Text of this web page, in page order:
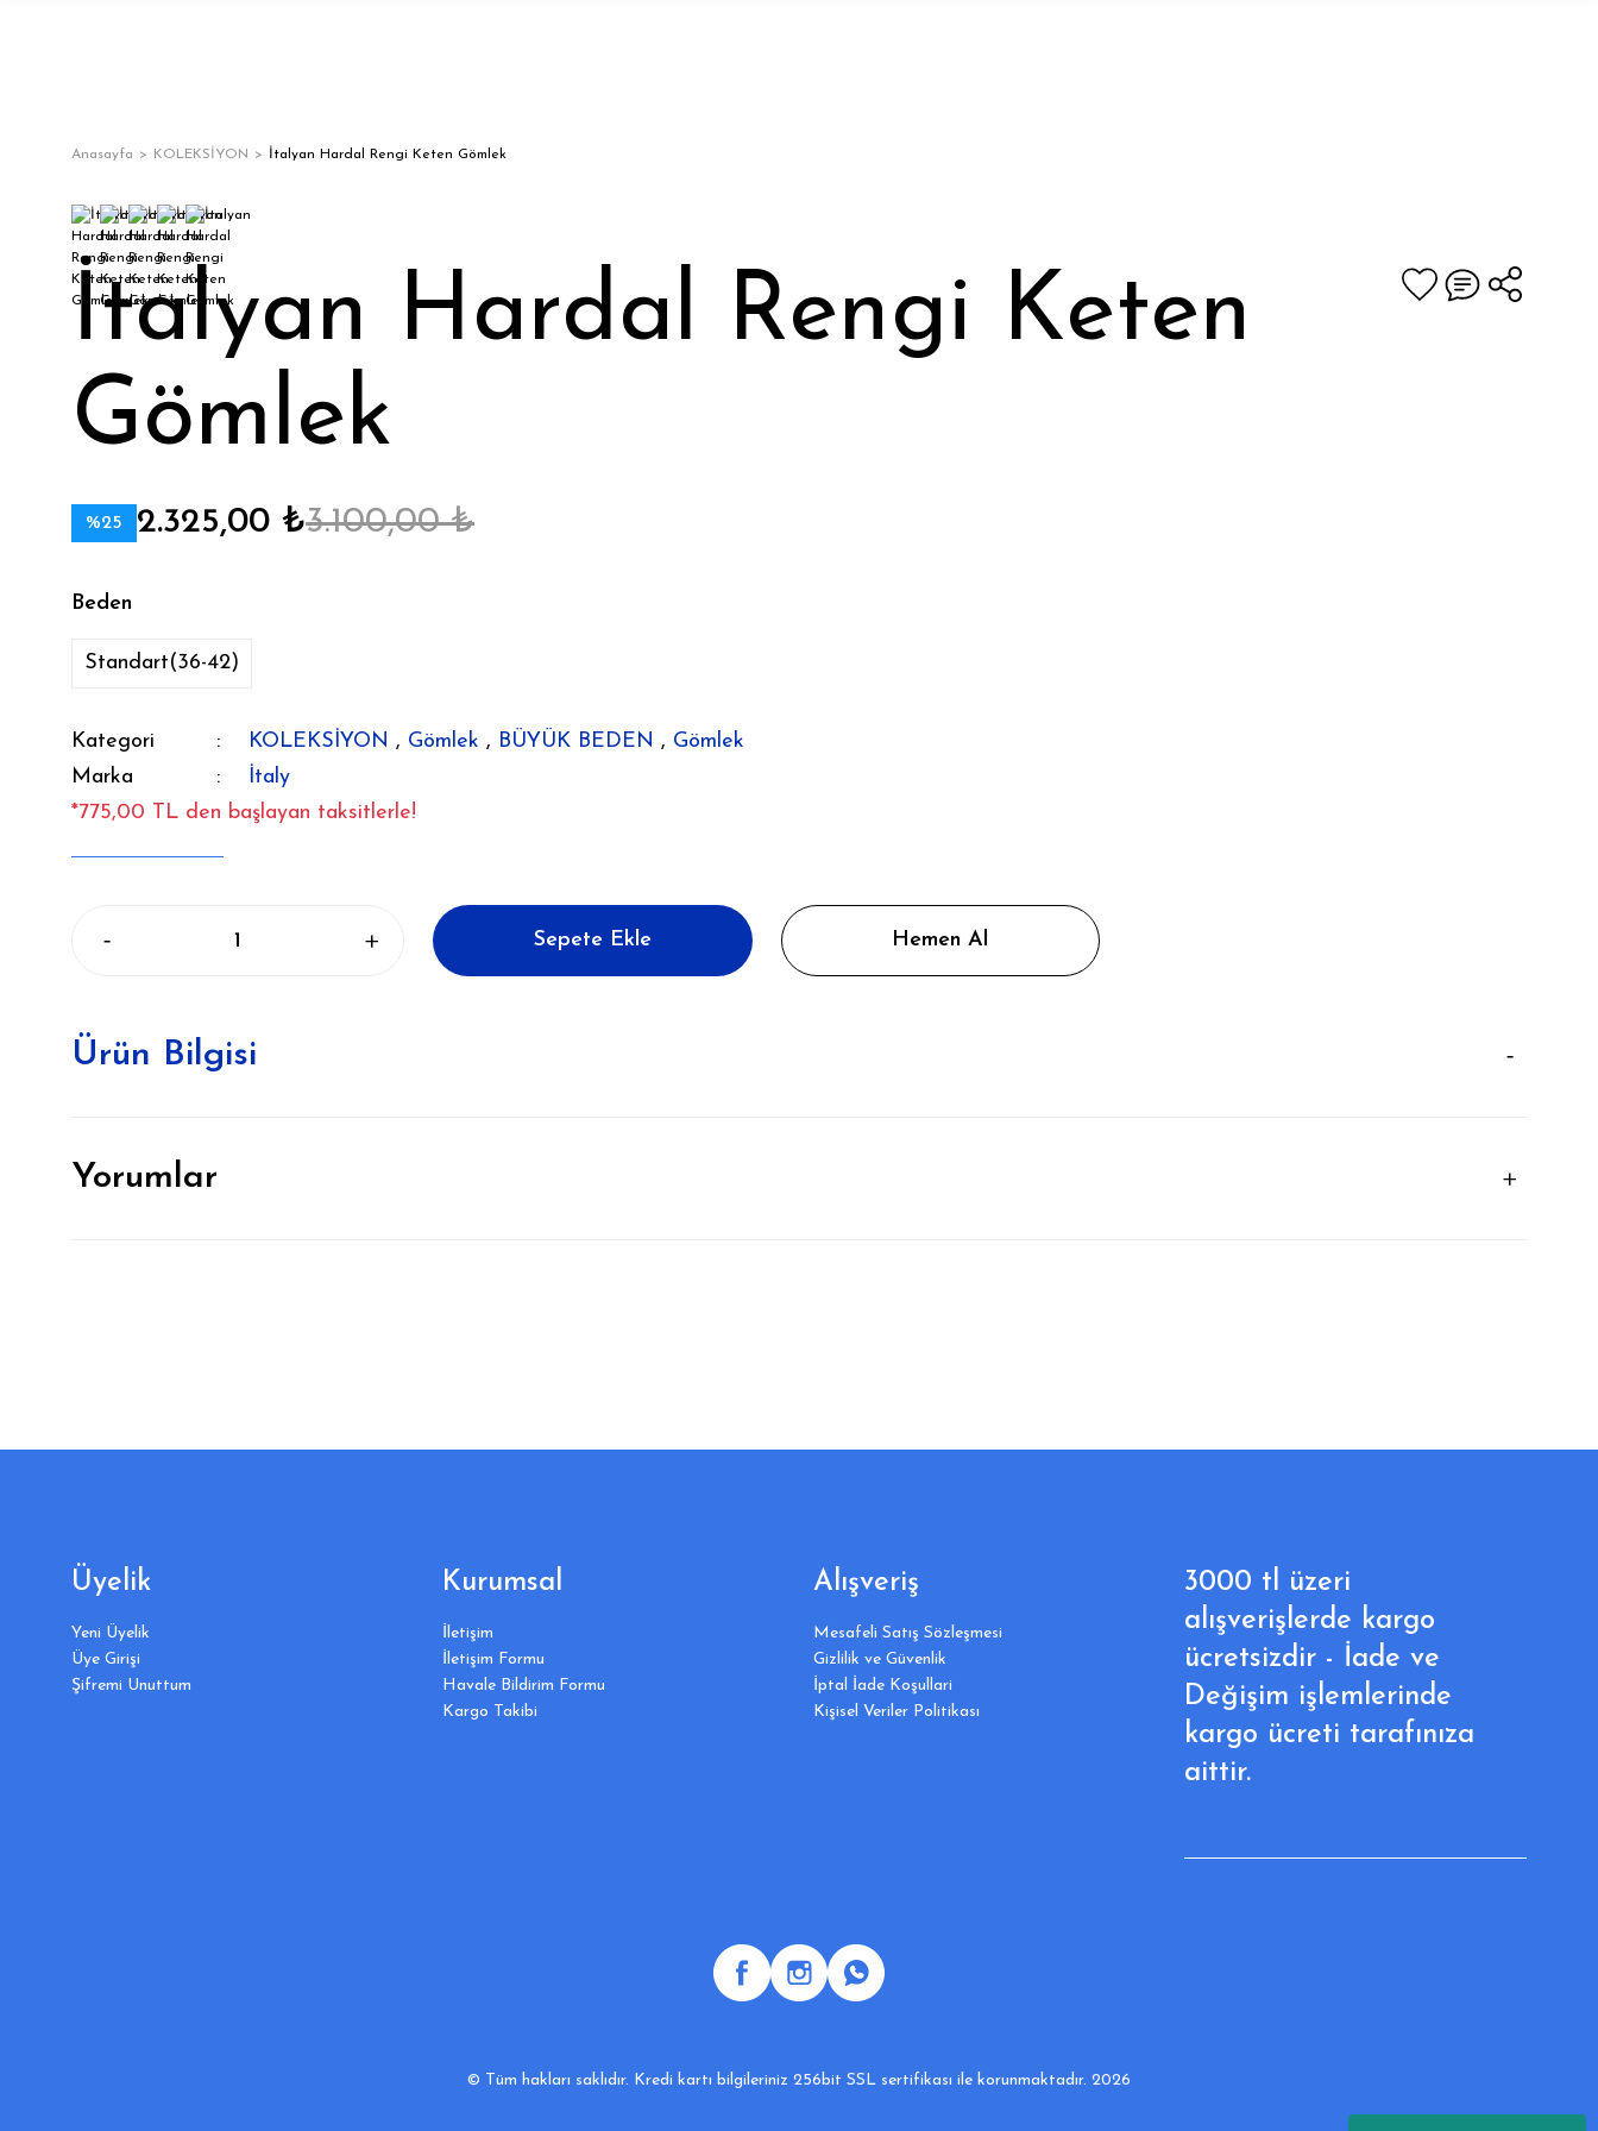
Anasayfa KOLEKSİYON İtalyan Hardal Rengi Keten Gömlek
İtalyan Hardal Rengi Keten
Gömlek
%25 2.325,00 ₺3.100,00 ₺
Beden
Standart(36-42)
Kategori KOLEKSİYON , Gömlek , BÜYÜK BEDEN , Gömlek
Marka
İtaly
*775,00 TL den başlayan taksitlerle!
Sepete Ekle Hemen Al
Ürün Bilgisi
Yorumlar
Üyelik
Yeni Üyelik
Üye Girişi
Şifremi Unuttum
Kurumsal
İletişim
İletişim Formu
Havale Bildirim Formu
Kargo Takibi
Alışveriş
Mesafeli Satış Sözleşmesi
Gizlilik ve Güvenlik
İptal İade Koşullari
Kişisel Veriler Politikası
3000 tl üzeri
alışverişlerde kargo
ücretsizdir - İade ve
Değişim işlemlerinde
kargo ücreti tarafınıza
aittir.
© Tüm hakları saklıdır. Kredi kartı bilgileriniz 256bit SSL sertifikası ile korunmaktadır. 2026